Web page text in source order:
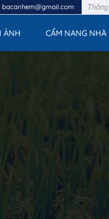
bacanhem@gmail.com
ẢNH CẨM NANG NHÀ